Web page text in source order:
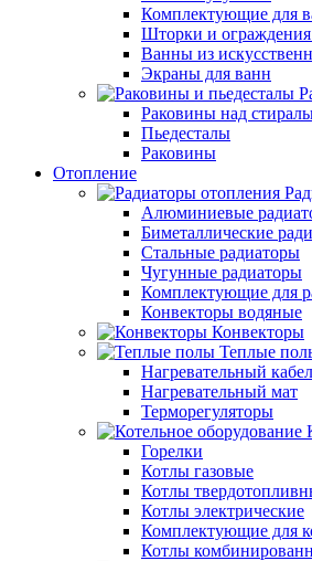
Комплектующие для
Шторки и ограждения
Ванны из
Экраны для ванн
Раковины над
Пьедесталы
Раковины
Отопление
Алюминиевые
Биметаллические
Стальные радиаторы
Чугунные радиаторы
Комплектующие для
Конвекторы водяные
Конвекторы
Теплые
Нагревательный
Нагревательный мат
Терморегуляторы
Горелки
Котлы газовые
Котлы
Котлы электрические
Комплектующие для
Котлы